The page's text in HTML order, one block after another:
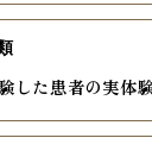
した患者の実体